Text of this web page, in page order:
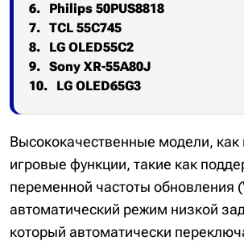
Philips 50PUS8818
TCL 55C745
LG OLED55C2
Sony XR-55A80J
LG OLED65G3
Высококачественные модели,
игровые функции, такие как
переменной частоты обновления
автоматический режим низкой
который автоматически